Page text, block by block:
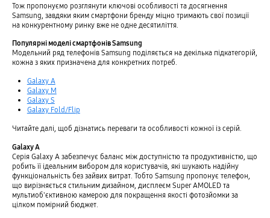
Тож пропонуємо розглянути ключові особливості та досягнення
Samsung, завдяки яким смартфони бренду міцно тримають свої позиції
на конкурентному ринку вже не одне десятиліття.
Популярні моделі смартфонів Samsung
Модельний ряд телефонів Samsung поділяється на декілька підкатегорій,
кожна з яких призначена для конкретних потреб.
Galaxy A
Galaxy M
Galaxy S
Galaxy Fold/Flip
Читайте далі, щоб дізнатись переваги та особливості кожної із серій.
Galaxy A
Серія Galaxy A забезпечує баланс між доступністю та продуктивністю, що
робить її ідеальним вибором для користувачів, які шукають надійну
функціональність без зайвих витрат. Тобто Samsung пропонує телефон,
що вирізняється стильним дизайном, дисплеєм Super AMOLED та
мультиоб'єктивною камерою для покращення якості фотозйомки за
цілком помірний бюджет.